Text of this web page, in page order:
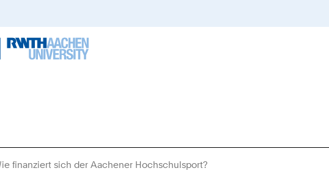
finanziert sich der Aachener Hochschulsport?